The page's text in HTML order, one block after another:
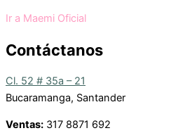
Ir a Maemi Oficial
Contáctanos
Cl. 52 # 35a – 21
Bucaramanga, Santander
Ventas: 317 8871 692